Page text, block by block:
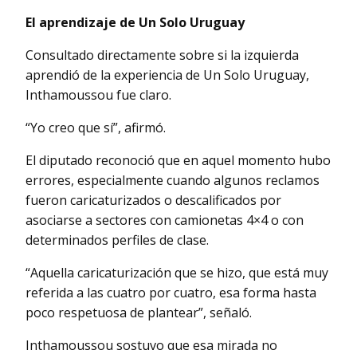
El aprendizaje de Un Solo Uruguay
Consultado directamente sobre si la izquierda
aprendió de la experiencia de Un Solo Uruguay,
Inthamoussou fue claro.
“Yo creo que sí”, afirmó.
El diputado reconoció que en aquel momento hubo
errores, especialmente cuando algunos reclamos
fueron caricaturizados o descalificados por
asociarse a sectores con camionetas 4×4 o con
determinados perfiles de clase.
“Aquella caricaturización que se hizo, que está muy
referida a las cuatro por cuatro, esa forma hasta
poco respetuosa de plantear”, señaló.
Inthamoussou sostuvo que esa mirada no